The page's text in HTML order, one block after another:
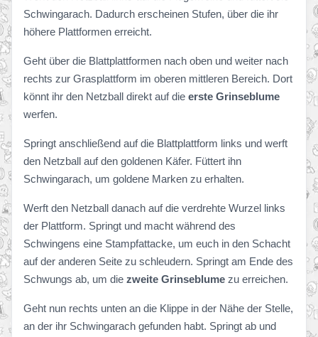
Schwingarach. Dadurch erscheinen Stufen, über die ihr
höhere Plattformen erreicht.
Geht über die Blattplattformen nach oben und weiter nach
rechts zur Grasplattform im oberen mittleren Bereich. Dort
könnt ihr den Netzball direkt auf die erste Grinseblume
werfen.
Springt anschließend auf die Blattplattform links und werft
den Netzball auf den goldenen Käfer. Füttert ihn
Schwingarach, um goldene Marken zu erhalten.
Werft den Netzball danach auf die verdrehte Wurzel links
der Plattform. Springt und macht während des
Schwingens eine Stampfattacke, um euch in den Schacht
auf der anderen Seite zu schleudern. Springt am Ende des
Schwungs ab, um die zweite Grinseblume zu erreichen.
Geht nun rechts unten an die Klippe in der Nähe der Stelle,
an der ihr Schwingarach gefunden habt. Springt ab und